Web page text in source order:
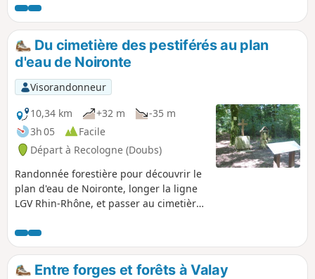
partie des sentiers ombragés,
permettant de découvrir les paysages,
la flore et la faune de cette nature si
fragile.Du cimetière des pestiférés au plan
d'eau de Noironte
Visorandonneur
10,34 km
+32 m
-35 m
3h 05
Facile
Départ à Recologne (Doubs)
Randonnée forestière pour découvrir le
plan d'eau de Noironte, longer la ligne
LGV Rhin-Rhône, et passer au cimetière
Entre forges et forêts à Valay